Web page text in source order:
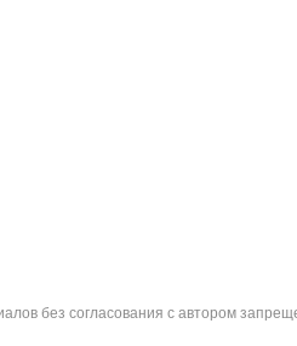
без согласования с автором